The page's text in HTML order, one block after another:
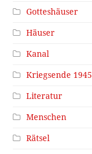
Gotteshäuser
Häuser
Kanal
Kriegsende 1945
Literatur
Menschen
Rätsel